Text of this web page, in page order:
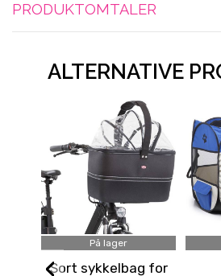
PRODUKTOMTALER
ALTERNATIVE
På lager
Sort sykkelbag for
‹